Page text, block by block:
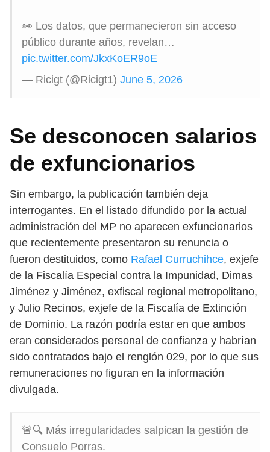
👀 Los datos, que permanecieron sin acceso
público durante años, revelan…
pic.twitter.com/JkxKoER9oE
— Ricigt (@Ricigt1) June 5, 2026
Se desconocen salarios
de exfuncionarios
Sin embargo, la publicación también deja
interrogantes. En el listado difundido por la actual
administración del MP no aparecen exfuncionarios
que recientemente presentaron su renuncia o
fueron destituidos, como Rafael Curruchihce, exjefe
de la Fiscalía Especial contra la Impunidad, Dimas
Jiménez y Jiménez, exfiscal regional metropolitano,
y Julio Recinos, exjefe de la Fiscalía de Extinción
de Dominio. La razón podría estar en que ambos
eran considerados personal de confianza y habrían
sido contratados bajo el renglón 029, por lo que sus
remuneraciones no figuran en la información
divulgada.
🚨🔍 Más irregularidades salpican la gestión de
Consuelo Porras.